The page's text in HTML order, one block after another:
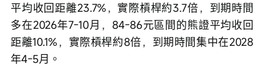
平均收回距離23.7%，實際槓桿約3.7倍，到期時間
多在2026年7-10月，84-86元區間的熊證平均收回
距離10.1%，實際槓桿約8倍，到期時間集中在2028
年4-5月。